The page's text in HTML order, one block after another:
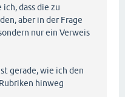
dass die zu
aber in der Frage
nur ein Verweis
gerade, wie ich den
hinweg